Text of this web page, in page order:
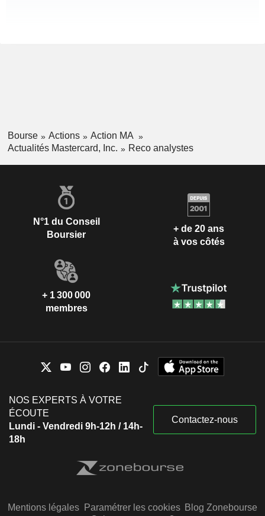
Bourse Actions
Action MA
Actualités Mastercard, Inc.
Reco analystes
N°1 du Conseil
Boursier
+ de 20 ans
à vos côtés
+ 1 300 000
membres
NOS EXPERTS À VOTRE
ÉCOUTE
Lundi - Vendredi 9h-12h / 14h-
18h
Contactez-nous
Mentions légales Paramétrer les cookies Blog Zonebourse